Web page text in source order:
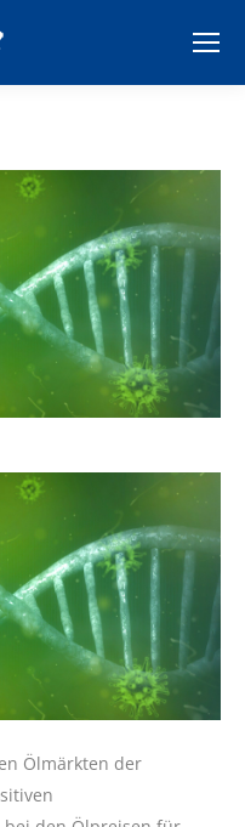
Ölmärkten der